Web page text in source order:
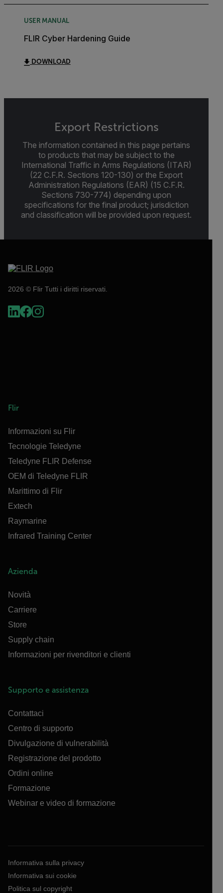
USER MANUAL
FLIR Cyber Hardening Guide
DOWNLOAD
Export Restrictions
The information contained in this page pertains
to products that may be subject to the
International Traffic in Arms Regulations (ITAR)
(22 C.F.R. Sections 120-130) or the Export
Administration Regulations (EAR) (15 C.F.R.
Sections 730-774) depending upon
specifications for the final product; jurisdiction
and classification will be provided upon request.
2026 © Flir Tutti i diritti riservati.
Flir
Informazioni su Flir
Tecnologie Teledyne
Teledyne FLIR Defense
OEM di Teledyne FLIR
Marittimo di Flir
Extech
Raymarine
Infrared Training Center
Azienda
Novità
Carriere
Store
Supply chain
Informazioni per rivenditori e clienti
Supporto e assistenza
Contattaci
Centro di supporto
Divulgazione di vulnerabilità
Registrazione del prodotto
Ordini online
Formazione
Webinar e video di formazione
Informativa sulla privacy
Informativa sui cookie
Politica sul copyright